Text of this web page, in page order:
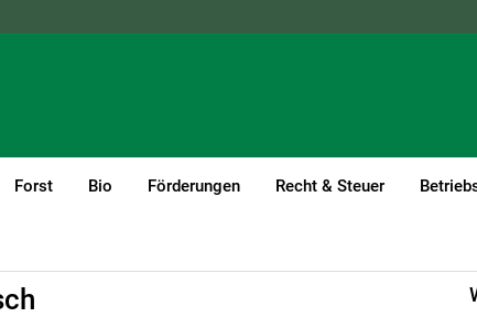
Forst Bio Förderungen Recht & Steuer